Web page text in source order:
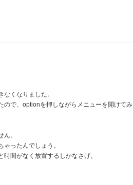
くなりました。
で、optionを押しながらメニューを開けてみ
。
ったんでしょう。
間がなく放置するしかなさげ。